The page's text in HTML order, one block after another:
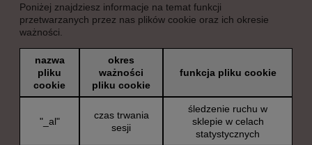
Poniżej znajdziesz informacje na temat funkcji
przetwarzanych przez nas plików cookie oraz ich okresie
ważności.
nazwa
pliku
cookie
okres
ważności
pliku cookie
funkcja pliku cookie
"_al"
czas trwania
sesji
śledzenie ruchu w
sklepie w celach
statystycznych